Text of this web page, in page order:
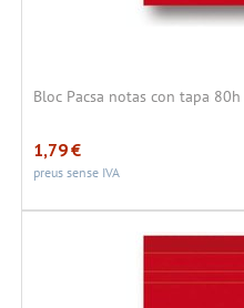
Bloc Pacsa notas con tapa
1,79€
preus sense IVA